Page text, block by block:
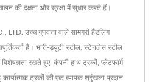
की दक्षता और सुरक्षा में सुधार करते हैं।
उच्च गुणवत्ता वाले सामग्री हैंडलिंग
है। भारी-ड्यूटी स्टील, स्टेनलेस स्टील
रखते हुए, कंपनी हाथ ट्रकों, प्लेटफॉर्म
ट्रकों की एक व्यापक श्रृंखला प्रदान